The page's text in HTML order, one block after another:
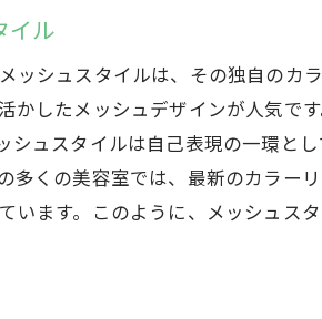
イル
ッシュスタイルは、その独自のカ
かしたメッシュデザインが人気で
シュスタイルは自己表現の一環と
多くの美容室では、最新のカラ
ます。このように、メッシュス